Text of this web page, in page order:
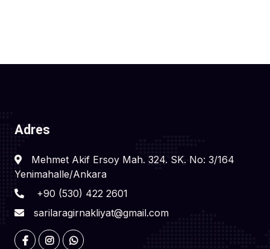
Adres
Mehmet Akif Ersoy Mah. 324. SK. No: 3/164
Yenimahalle/Ankara
+90 (530) 422 2601
sarilaragirnakliyat@gmail.com